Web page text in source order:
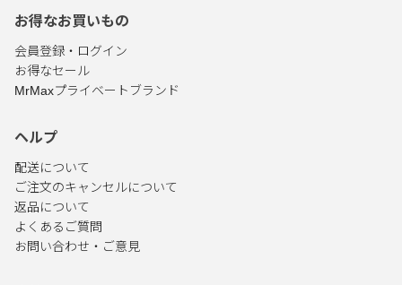
お得なお買いもの
会員登録・ログイン
お得なセール
MrMaxプライベートブランド
ヘルプ
配送について
ご注文のキャンセルについて
返品について
よくあるご質問
お問い合わせ・ご意見